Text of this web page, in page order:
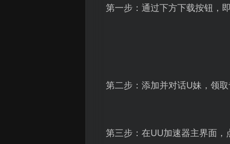
第一步：通过下方下载按钮，
第二步：添加并对话U妹，领取
第三步：在UU加速器主界面，